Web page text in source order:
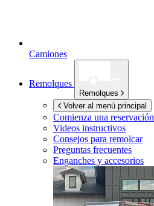
Camiones
Remolques
Remolques
Volver al menú principal
Comienza una reservación
Videos instructivos
Consejos para remolcar
Preguntas frecuentes
Enganches y accesorios